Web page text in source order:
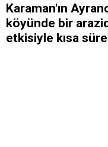
Karaman'ın
köyünde bir
etkisiyle kısa